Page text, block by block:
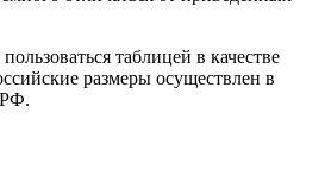
таблицей в качестве
размеры осуществлен в